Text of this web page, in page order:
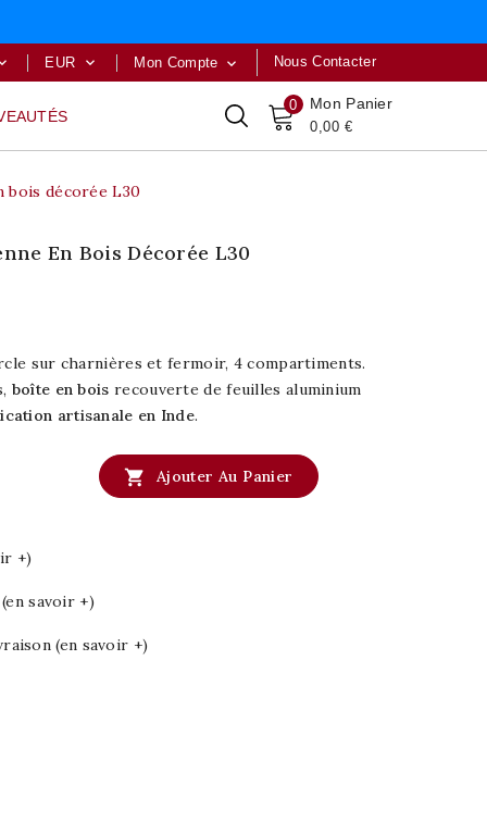
Nous Contacter
Mon Compte 
EUR 
0 Mon Panier
0,00 €
bois décorée L30
En Bois Décorée L30
sur charnières et fermoir, 4 compartiments.
boîte en bois recouverte de feuilles aluminium
artisanale en Inde.
 Ajouter Au Panier
+)
savoir +)
(en savoir +)